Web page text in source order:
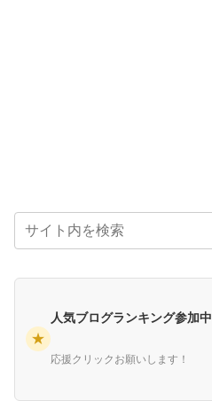
★
人気ブログランキング参加中
応援クリックお願いします！